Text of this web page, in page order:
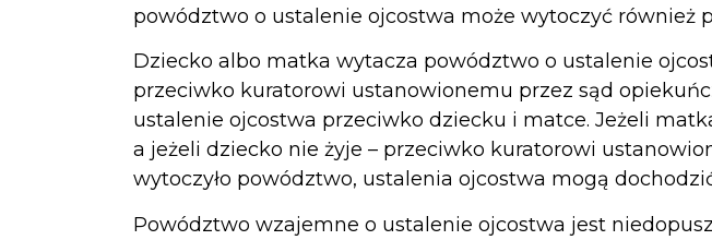
powództwo o ustalenie ojcostwa może wytoczyć również
Dziecko albo matka wytacza powództwo o ustalenie
przeciwko kuratorowi ustanowionemu przez sąd
ustalenie ojcostwa przeciwko dziecku i matce. Jeżeli
a jeżeli dziecko nie żyje – przeciwko kuratorowi
wytoczyło powództwo, ustalenia ojcostwa mogą
Powództwo wzajemne o ustalenie ojcostwa jest